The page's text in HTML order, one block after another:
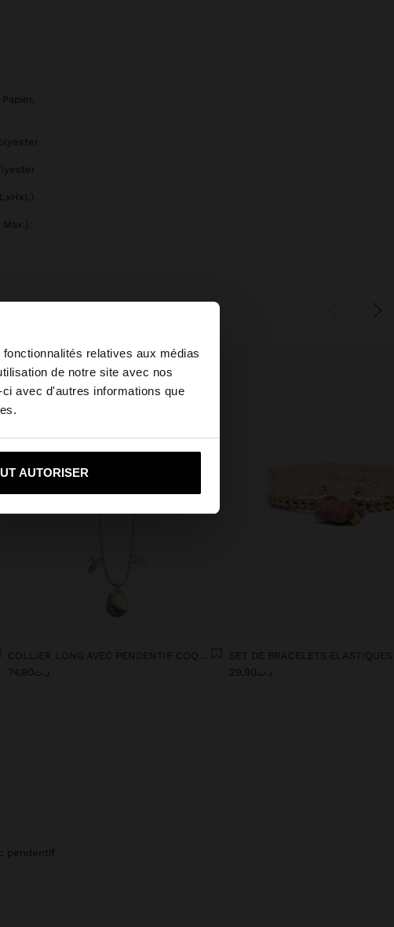
relatives aux médias
de notre site avec nos
avec d'autres informations que
AUTORISER
×
United States?
moi vers United States
د.ت74,90
د.ت29,90
pendentif